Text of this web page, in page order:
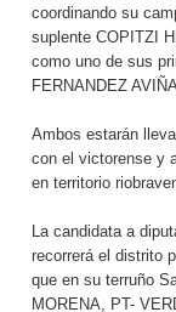
coordinando su
suplente COPITZI
como uno de sus
FERNANDEZ
Ambos estarán
con el victorense y
en territorio
La candidata a
recorrerá el distrito
que en su terruño
MORENA, PT-